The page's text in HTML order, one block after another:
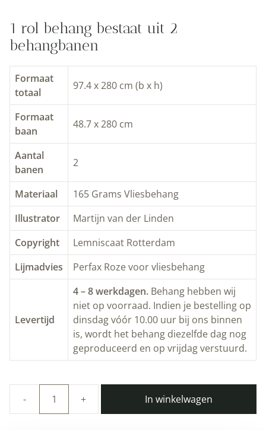
1 rol behang bestaat uit 2
behangbanen
Formaat
totaal
97.4 x 280 cm (b x h)
Formaat
baan
48.7 x 280 cm
Aantal
banen
2
Materiaal
165 Grams Vliesbehang
Illustrator
Martijn van der Linden
Copyright
Lemniscaat Rotterdam
Lijmadvies
Perfax Roze voor vliesbehang
Levertijd
4 – 8 werkdagen. Behang hebben wij
niet op voorraad. Indien je bestelling op
dinsdag vóór 10.00 uur bij ons binnen
is, wordt het behang diezelfde dag nog
geproduceerd en op vrijdag verstuurd.
In winkelwagen